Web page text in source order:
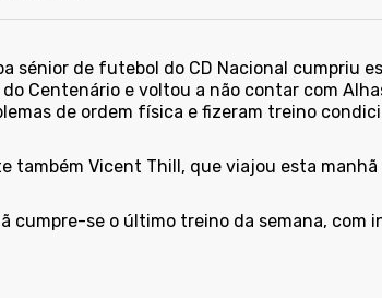
sénior de futebol do CD Nacional cumpriu
do Centenário e voltou a não contar com
de ordem física e fizeram treino
também Vicent Thill, que viajou esta
cumpre-se o último treino da semana, com